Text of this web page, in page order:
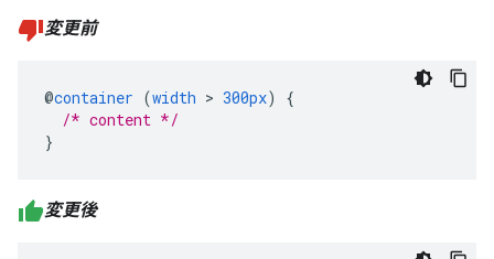
変更前
@container (width > 300px)
{
/* content */
}
変更後